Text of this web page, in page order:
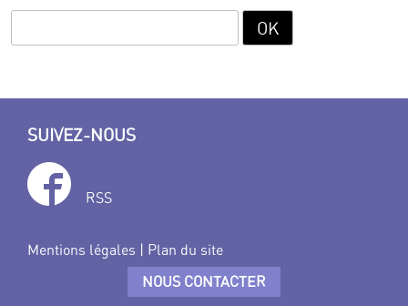
SUIVEZ-NOUS
RSS
Mentions légales | Plan du site
NOUS CONTACTER